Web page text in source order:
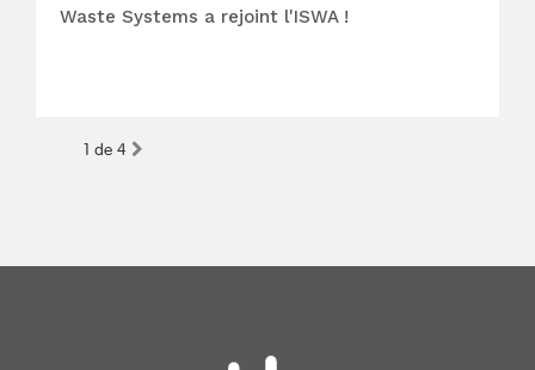
Waste Systems a rejoint l'ISWA !
1 de 4